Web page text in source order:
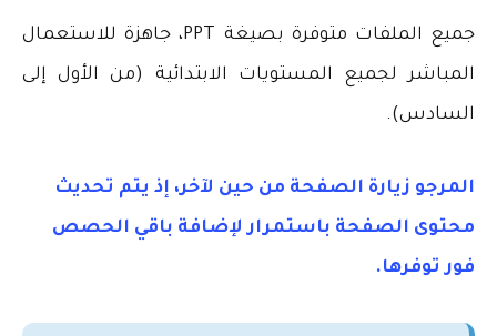
جميع الملفات متوفرة بصيغة PPT، جاهزة للاستعمال
المباشر لجميع المستويات الابتدائية (من الأول إلى
السادس).
المرجو زيارة الصفحة من حين لآخر، إذ يتم تحديث
محتوى الصفحة باستمرار لإضافة باقي الحصص
فور توفرها.